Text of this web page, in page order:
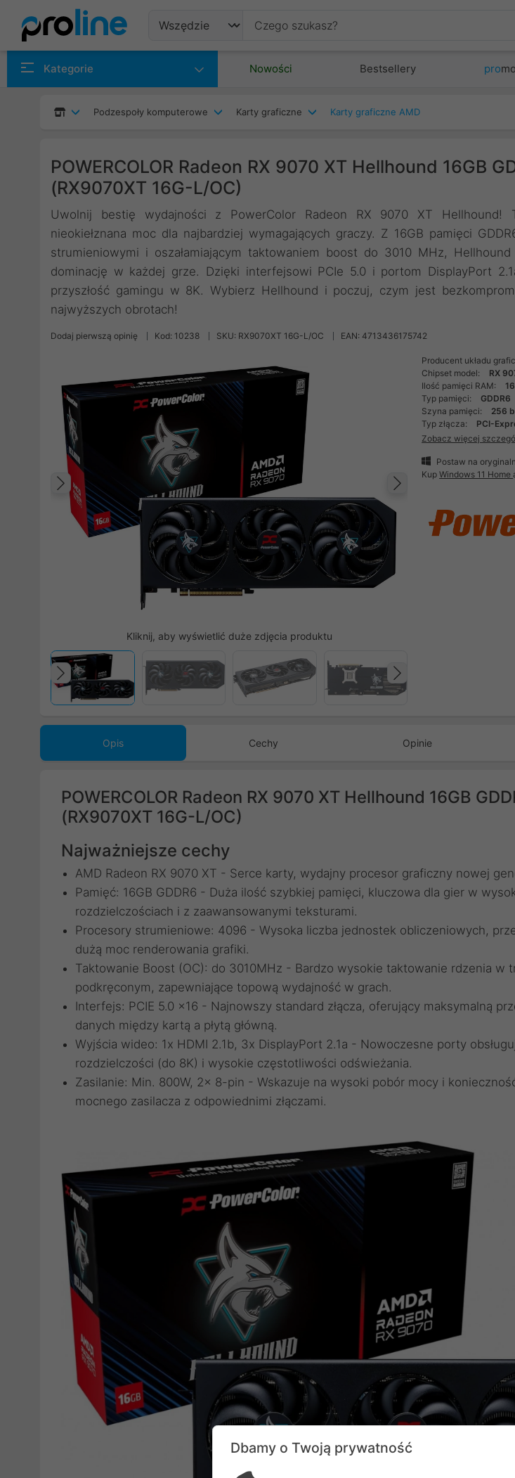
Kategorie Nowości Bestsellery pro
Podzespoły komputerowe Karty graficzne Karty graficzne AMD
POWERCOLOR Radeon RX 9070 XT Hellhound 16GB
(RX9070XT 16G-L/OC)
Uwolnij bestię wydajności z PowerColor Radeon RX 9070 XT Hellhound!
nieokiełznana moc dla najbardziej wymagających graczy. Z 16GB pamięci
strumieniowymi i oszałamiającym taktowaniem boost do 3010 MHz,
dominację w każdej grze. Dzięki interfejsowi PCIe 5.0 i portom DisplayPort
przyszłość gamingu w 8K. Wybierz Hellhound i poczuj, czym jest
najwyższych obrotach!
Dodaj pierwszą opinię Kod: 10238 SKU: RX9070XT 16G-L/OC EAN: 4713436175742
Poprzedni
Kliknij, aby wyświetlić duże zdjęcia produktu
Następny
Poprzedni
Producent układu
Chipset model:
RX
Ilość pamięci RAM:
Typ pamięci:
GDDR6
Szyna pamięci:
256
Typ złącza:
PCI-
Zobacz więcej
Postaw na
KupWindows 11 Home
Opis Cechy Opinie
POWERCOLOR Radeon RX 9070 XT Hellhound 16GB
(RX9070XT 16G-L/OC)
Najważniejsze cechy
AMD Radeon RX 9070 XT - Serce karty, wydajny procesor graficzny nowej
Pamięć: 16GB GDDR6 - Duża ilość szybkiej pamięci, kluczowa dla gier w
rozdzielczościach i z zaawansowanymi teksturami.
Procesory strumieniowe: 4096 - Wysoka liczba jednostek obliczeniowych,
dużą moc renderowania grafiki.
Taktowanie Boost (OC): do 3010MHz - Bardzo wysokie taktowanie rdzenia w
podkręconym, zapewniające topową wydajność w grach.
Interfejs: PCIE 5.0 x16 - Najnowszy standard złącza, oferujący maksymalną
danych między kartą a płytą główną.
Wyjścia wideo: 1x HDMI 2.1b, 3x DisplayPort 2.1a - Nowoczesne porty
rozdzielczości (do 8K) i wysokie częstotliwości odświeżania.
Zasilanie: Min. 800W, 2x 8-pin - Wskazuje na wysoki pobór mocy i
mocnego zasilacza z odpowiednimi złączami.
Dbamy o Twoją prywatność